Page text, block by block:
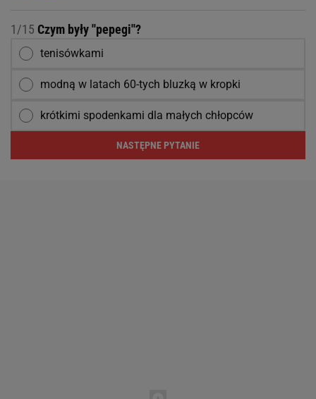
1/15 Czym były ''pepegi''?
tenisówkami
modną w latach 60-tych bluzką w kropki
krótkimi spodenkami dla małych chłopców
NASTĘPNE PYTANIE